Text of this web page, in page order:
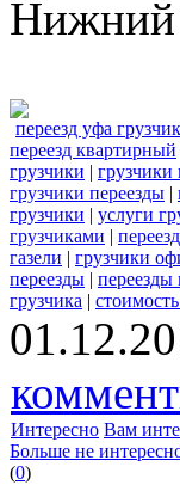
Нижний
переезд уфа
переезд квартирный
грузчики | грузчики
грузчики переезды |
грузчики | услуги
грузчиками |
газели | грузчики
переезды | переезды
грузчика |
Интересно Вам
Больше не
(0)